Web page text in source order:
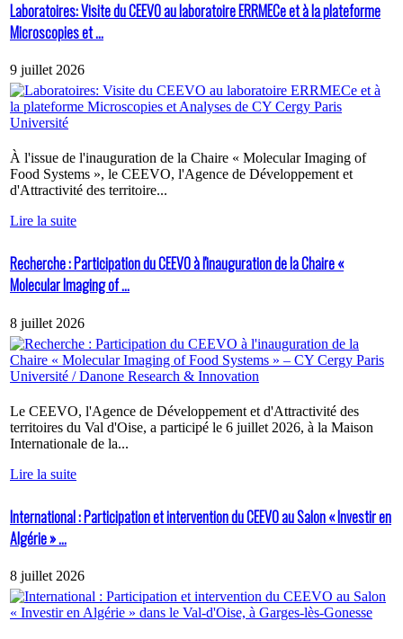
Laboratoires: Visite du CEEVO au laboratoire ERRMECe et à la plateforme
Microscopies et ...
9 juillet 2026
À l'issue de l'inauguration de la Chaire « Molecular Imaging of
Food Systems », le CEEVO, l'Agence de Développement et
d'Attractivité des territoire...
Lire la suite
Recherche : Participation du CEEVO à l'inauguration de la Chaire «
Molecular Imaging of ...
8 juillet 2026
Le CEEVO, l'Agence de Développement et d'Attractivité des
territoires du Val d'Oise, a participé le 6 juillet 2026, à la Maison
Internationale de la...
Lire la suite
International : Participation et intervention du CEEVO au Salon « Investir en
Algérie » ...
8 juillet 2026